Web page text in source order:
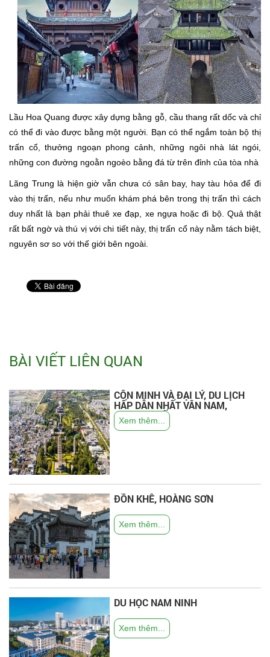
Lầu Hoa Quang được xây dựng bằng gỗ, cầu thang rất dốc và chỉ
có thể đi vào được bằng một người. Bạn có thể ngắm toàn bộ thị
trấn cổ, thưởng ngoạn phong cảnh, những ngôi nhà lát ngói,
những con đường ngoằn ngoèo bằng đá từ trên đỉnh của tòa nhà
Lãng Trung là hiện giờ vẫn chưa có sân bay, hay tàu hỏa để đi
vào thị trấn, nếu như muốn khám phá bên trong thị trấn thì cách
duy nhất là bạn phải thuê xe đạp, xe ngựa hoặc đi bộ. Quả thật
rất bất ngờ và thú vị với chi tiết này, thị trấn cổ này nằm tách biệt,
nguyên sơ so với thế giới bên ngoài.
BÀI VIẾT LIÊN QUAN
CÔN MINH VÀ ĐẠI LÝ, DU LỊCH
HẤP DẪN NHẤT VÂN NAM,
TRUNG QUỐC.
Xem thêm...
ĐỒN KHÊ, HOÀNG SƠN
Xem thêm...
DU HỌC NAM NINH
Xem thêm...